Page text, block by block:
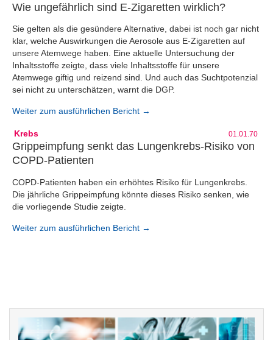
Wie ungefährlich sind E-Zigaretten wirklich?
Sie gelten als die gesündere Alternative, dabei ist noch gar nicht
klar, welche Auswirkungen die Aerosole aus E-Zigaretten auf
unsere Atemwege haben. Eine aktuelle Untersuchung der
Inhaltsstoffe zeigte, dass viele Inhaltsstoffe für unsere
Atemwege giftig und reizend sind. Und auch das Suchtpotenzial
sei nicht zu unterschätzen, warnt die DGP.
Weiter zum ausführlichen Bericht →
Krebs 01.01.70
Grippeimpfung senkt das Lungenkrebs-Risiko von
COPD-Patienten
COPD-Patienten haben ein erhöhtes Risiko für Lungenkrebs.
Die jährliche Grippeimpfung könnte dieses Risiko senken, wie
die vorliegende Studie zeigte.
Weiter zum ausführlichen Bericht →